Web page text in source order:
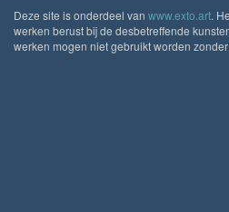
Deze site is onderdeel van www.exto.art.
werken berust bij de desbetreffende
werken mogen niet gebruikt worden